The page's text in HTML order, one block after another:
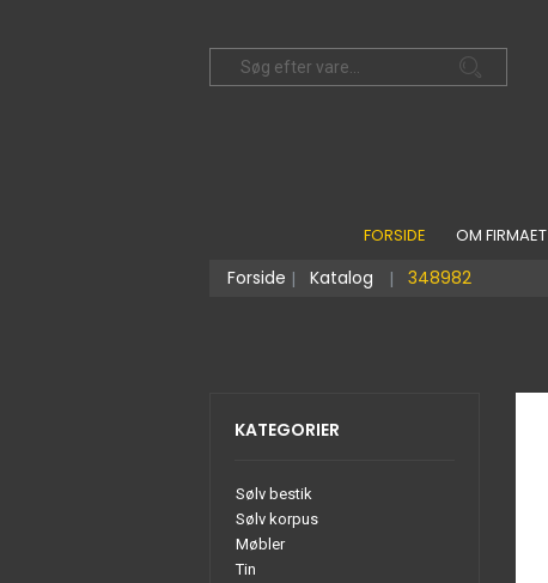
FORSIDE OM FIRMAET
Forside Katalog 348982
KATEGORIER
Sølv bestik
Sølv korpus
Møbler
Tin